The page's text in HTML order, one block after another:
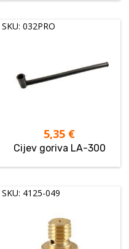
SKU: 032PRO
5,35 €
Cijev goriva LA-300
SKU: 4125-049